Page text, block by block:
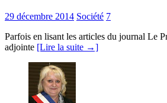
29 décembre 2014 Société 7
Parfois en lisant les articles du journal Le
adjointe [Lire la suite →]